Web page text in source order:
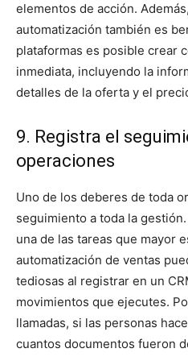
elementos de acción.
automatización también es
plataformas es posible crear
inmediata, incluyendo la
detalles de la oferta y el
9. Registra el
operaciones
Uno de los deberes de toda
seguimiento a toda la
una de las tareas que mayor
automatización de ventas
tediosas al registrar en un
movimientos que ejecutes.
llamadas, si las personas
cuantos documentos fueron